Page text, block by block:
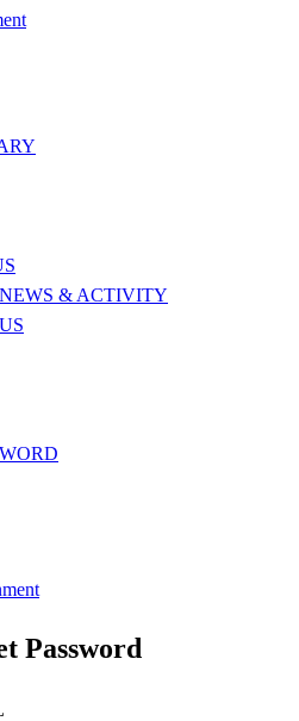
NEWS & ACTIVITY
Password